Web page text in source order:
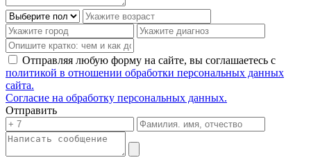
Отправляя любую форму на сайте, вы соглашаетесь с
политикой в отношении обработки персональных данных
сайта.
Согласие на обработку персональных данных.
Отправить